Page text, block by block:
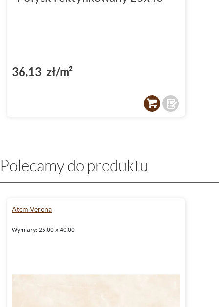
36,13 zł/m²
Polecamy do produktu
Atem Verona
Wymiary: 25.00 x 40.00